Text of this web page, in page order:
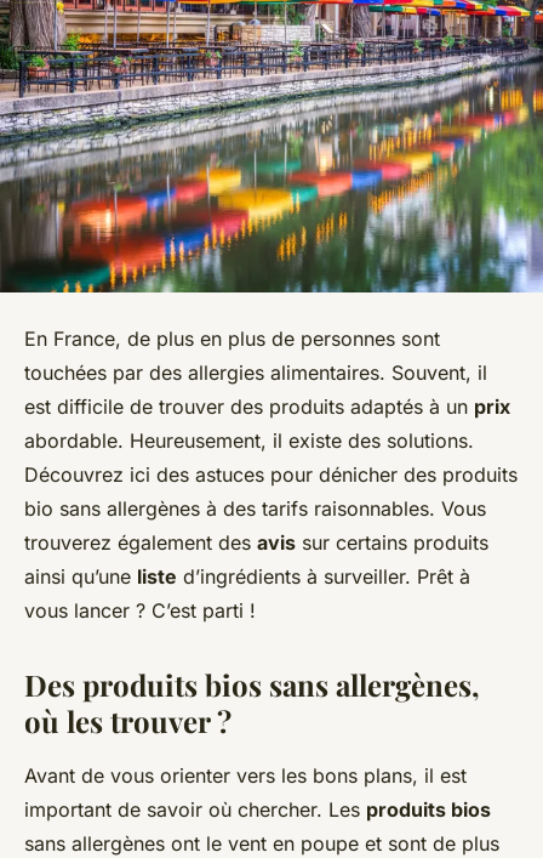
En France, de plus en plus de personnes sont
touchées par des allergies alimentaires. Souvent, il
est difficile de trouver des produits adaptés à un prix
abordable. Heureusement, il existe des solutions.
Découvrez ici des astuces pour dénicher des produits
bio sans allergènes à des tarifs raisonnables. Vous
trouverez également des avis sur certains produits
ainsi qu’une liste d’ingrédients à surveiller. Prêt à
vous lancer ? C’est parti !
Des produits bios sans allergènes,
où les trouver ?
Avant de vous orienter vers les bons plans, il est
important de savoir où chercher. Les produits bios
sans allergènes ont le vent en poupe et sont de plus